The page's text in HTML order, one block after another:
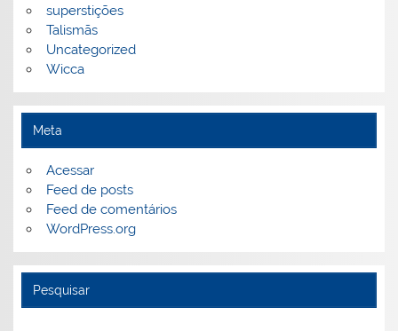
superstições
Talismãs
Uncategorized
Wicca
Meta
Acessar
Feed de posts
Feed de comentários
WordPress.org
Pesquisar